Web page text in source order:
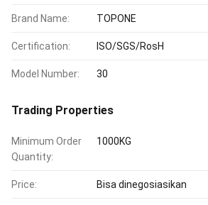
Brand Name: TOPONE
Certification: ISO/SGS/RosH
Model Number: 30
Trading Properties
Minimum Order
Quantity:
1000KG
Price: Bisa dinegosiasikan